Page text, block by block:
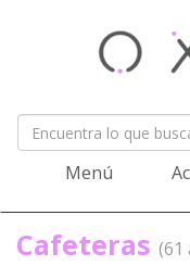
Menú
Cafeteras (61